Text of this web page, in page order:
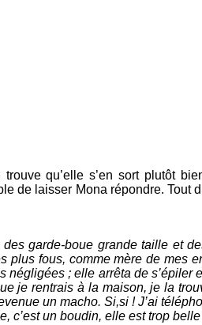
qu’elle s’en sort plutôt
de laisser Mona répondre. Tout
garde-boue grande taille et
plus fous, comme mère de mes
; elle arrêta de s’épiler
je rentrais à la maison, je la
un macho. Si,si ! J’ai
c’est un boudin, elle est trop